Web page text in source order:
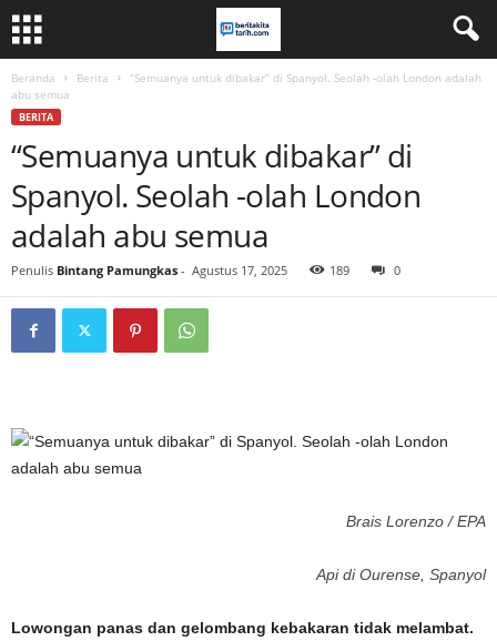
Beranda Berita
“Semuanya untuk dibakar” di Spanyol. Seolah -olah London adalah
abu semua
BERITA
“Semuanya untuk dibakar” di
Spanyol. Seolah -olah London
adalah abu semua
Penulis Bintang Pamungkas - Agustus 17, 2025 189 0
Brais Lorenzo / EPA
Api di Ourense, Spanyol
Lowongan panas dan gelombang kebakaran tidak melambat.